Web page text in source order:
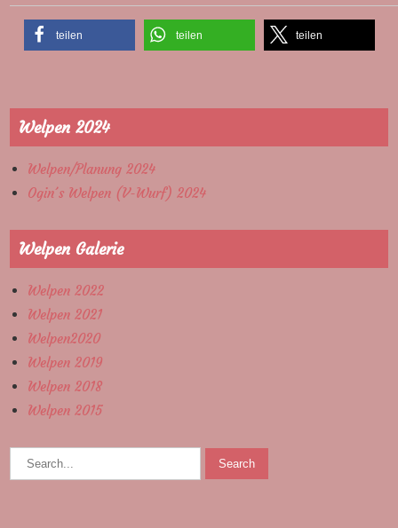
teilen teilen teilen
Welpen 2024
Welpen/Planung 2024
Ogin´s Welpen (V-Wurf) 2024
Welpen Galerie
Welpen 2022
Welpen 2021
Welpen2020
Welpen 2019
Welpen 2018
Welpen 2015